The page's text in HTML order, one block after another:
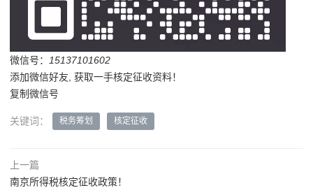
微信号：
15137101602
添加微信好友, 获取一手核定征收资料！
复制微信号
关键词： 税务筹划 核定征收
上一篇
南京所得税核定征收政策！